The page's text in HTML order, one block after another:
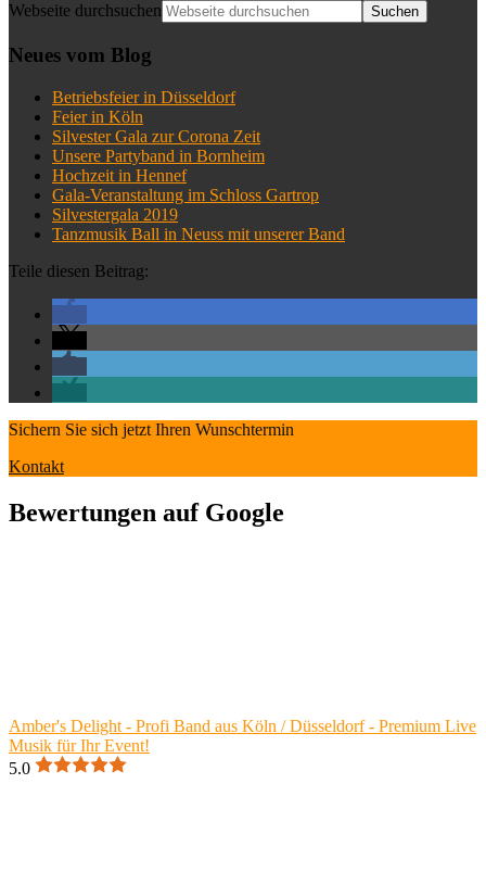
Webseite durchsuchen
Neues vom Blog
Betriebsfeier in Düsseldorf
Feier in Köln
Silvester Gala zur Corona Zeit
Unsere Partyband in Bornheim
Hochzeit in Hennef
Gala-Veranstaltung im Schloss Gartrop
Silvestergala 2019
Tanzmusik Ball in Neuss mit unserer Band
Teile diesen Beitrag:
Sichern Sie sich jetzt Ihren Wunschtermin
Kontakt
Bewertungen auf Google
Amber's Delight - Profi Band aus Köln / Düsseldorf - Premium Live
Musik für Ihr Event!
5.0